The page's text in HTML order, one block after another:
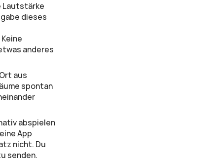
Lautstärke
dieses
anderes
aus
spontan
abspielen
App
nicht. Du
senden.